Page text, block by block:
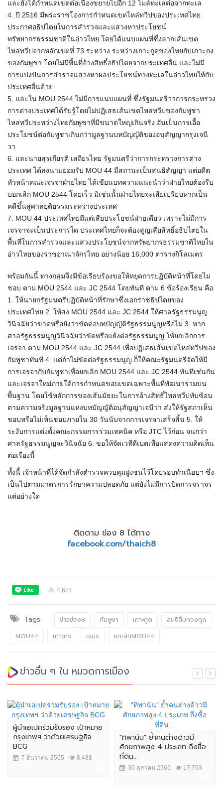
และยังได้กำหนดเขตต่อเนื่องขยายไปอีก 12 ไมล์ทะเลต่อจากทะเล
4. ปี 2516 มีพระราชโองการกำหนดเขตไหล่ทวีปของประเทศไทย​
ประกาศอธิปไตยในการสำรวจและแสวงหาประโยชน์
ทรัพยากรธรรมชาติในอ่าวไทย โดยได้แนบแผนที่ซึ่งลากเส้นเขต
ไหล่ทวีปจากหลักเขตที่ 73 ระหว่าง ระหว่างเกาะกูดของไทยกับเกาะกง
ของกัมพูชา​ โดยไม่มีพื้นที่อ้างสิทธิ์อธิปไตยจากประเทศอื่น และไม่มี
การแบ่งปันการสำรวจแสวงหาผลประโยชน์ทางทะเลในอ่าวไทยให้กับ
ประเทศอื่นด้วย​
5. และใน MOU 2544 ไม่มีการแนบแผนที่ ซึ่งรัฐมนตรีว่าการกระทรวง
การต่างประเทศได้รับรู้โดยไม่ปฏิเสธเส้นเขตไหล่ทวีปของกัมพูชา
ไหล่ทวีประหว่างไทยกัมพูชาที่มีขนาดใหญ่เกินจริง อันเป็นการเอื้อ
ประโยชน์ต่อกัมพูชาเกินกว่ามูลฐานบทบัญญัติของอนุสัญญากรุงเจนี
วา​
6. และนายสุรเกียรติ ​เสถียรไทย​ รัฐมนตรีว่าการกระทรวงการต่าง
ประเทศ ได้ลงนามยอมรับ​ MOU 44​ มีสถานะเป็นสนธิสัญญา​ แต่อดีต
หัวหน้าคณะเจรจาฝ่ายไทย ได้เขียนบทความแนะนำว่าฝ่ายไทยต้องรีบ
บอกเลิก MOU​ 2544 โดยเร็ว​ มิเช่นนั้นฝ่ายไทยจะเสียเปรียบหากเป็น
คดีขึ้นสู่ศาลยุติธรรมระหว่างประเทศ​
7. MOU 44 ประเทศไทย​มีแต่เสียประโยชน์ฝ่ายเดียว​ เพราะไม่มีการ
เจรจาจะเป็นประการใด​ ประเทศไทย​ก็จะต้องสูญเสียสิทธิ์อธิปไตยใน
พื้นที่ในการสำรวจและแสวงประโยชน์จากทรัพยากรธรรมชาติไทยใน
อ่าวไทยของราชอาณาจักรไทย​ อย่างน้อย 16,000 ตารางกิโลเมตร
พร้อมกันนี้ ทางกลุ่ม​จึงมีข้อเรียบร้องขอให้หยุดการปฏิบัติหน้าที่โดยไม่
ชอบ ตาม MOU 2544 และ JC​ 2544 โดยทันที​​ ตาม​ 6 ข้อร้องเรียน​ คือ​
1. ให้นายกรัฐมนตรีปฏิบัติหน้าที่รักษาซึ่งเอกราชธิปไตยของ
ประเทศไทย​ 2. ให้ส่ง MOU 2544 และ JC 2544 ให้ศาลรัฐธรรมนูญ
วินิจฉัยว่าขาดหรือยังว่าขัดต่อบทบัญญัติรัฐธรรมนูญหรือไม่ 3. หาก
ศาลรัฐธรรมนูญวินิจฉัยว่าขัดหรือแย้งต่อรัฐธรรมนูญ ให้ยกเลิกการ
เจรจา ตาม MOU 2544 และ JC 2544 เพื่อปฏิเสธเส้นเขตไหล่ทวีปของ
กัมพูชาทันที​ 4. แต่ถ้าไม่ขัดต่อรัฐธรรมนูญ ก็ให้คณะรัฐมนตรีจัดให้มี
การเจรจากับกัมพูชาเพื่อยกเลิก MOU 2544 และ JC 2544 ทันทีเช่นกัน
และเจรจาใหม่ภายใต้การกำหนดขอบเขตเฉพาะพื้นที่พัฒนาร่วมบน
พื้นฐาน โดยใช้หลักการของเส้นมัธยะ​ในการอ้างสิทธิ์ไหล่ทวีปทับซ้อน
ตามความจริงมูลฐานแห่งบทบัญญัติอนุสัญญาเจนีวา​ ส่งให้รัฐสภาเห็น
ชอบหรือไม่เห็นชอบภายใน 30 วันนับจากการเจรจาเสร็จสิ้น​ 5. ให้
ระงับการแต่งตั้งคณะกรรมการร่วมเทคนิค หรือ JTC ไว้ก่อน​ จนกว่า
ศาลรัฐธรรมนูญจะวินิจฉัย​ 6. ขอให้จัดเวทีดีเบตเพื่อแสดงความคิดเห็น
ต่อเรื่องนี้
ทั้งนี้ เจ้าหน้าที่ได้จัดกำลังตำรวจควบคุมฝูงชนไว้โดยรอบทำเนียบฯ ซึ่ง
เป็นไปตามมาตรการรักษาความปลอดภัย แต่ยังไม่มีการปิดการจราจร
แต่อย่างใด
ติดตาม ช่อง 8 ได้ทาง
facebook.com/thaich8
4,674
Tags: ข่าวช่อง8 กัมพูชา เกาะกูด
สนธิลิ้มทองกุล
MOU44
เกาะกง เขมร ยกเลิกMOU44
ข่าวอื่น ๆ ใน หมวดการเมือง
ผู้นำเอเปคร่วมรับรอง เป้าหมาย
กรุงเทพฯ ว่าด้วยเศรษฐกิจ
BCG
7 ธันวาคม 2565 8,488
"ทิพานัน" ย้ำคนต่างด้าวมี
ศักยภาพสูง 4 ประเภท ถึงซื้อ
ที่ดิน...
30 ตุลาคม 2565 17,793